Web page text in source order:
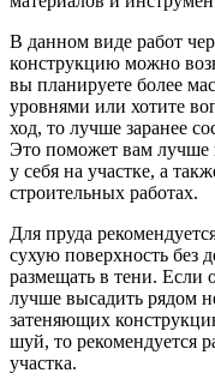
конструкцию можно
вы планируете более
уровнями или хотите
ход, то лучше заранее
Это поможет вам лучше
у себя на участке, а
строительных работах.
Для пруда
сухую поверхность без
размещать в тени. Если
лучше высадить рядом
затеняющих
шуй, то рекомендуется
участка.
Перед строительством